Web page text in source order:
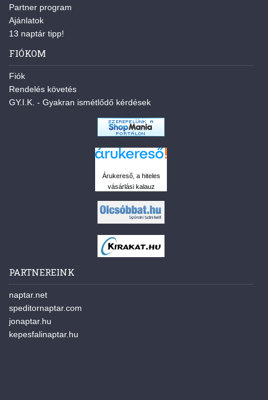
Partner program
Ajánlatok
13 naptár tipp!
FIÓKOM
Fiók
Rendelés követés
GY.I.K. - Gyakran ismétlődő kérdések
Árukereső, a hiteles
vásárlási kalauz
PARTNEREINK
naptar.net
speditornaptar.com
jonaptar.hu
kepesfalinaptar.hu